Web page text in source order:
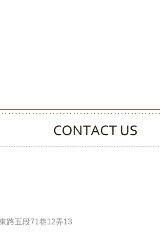
CONTACT CLOOVER
路五段71巷12弄13